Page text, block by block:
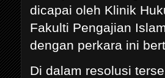
dicapai oleh Klinik
Fakulti Pengajian
dengan perkara ini
Di dalam resolusi